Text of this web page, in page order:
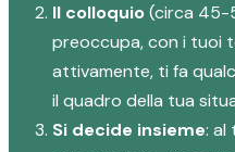
Il colloquio(circa 45-
preoccupa, con i tuoi
attivamente, ti fa
il quadro della tua
Si decide insieme: al